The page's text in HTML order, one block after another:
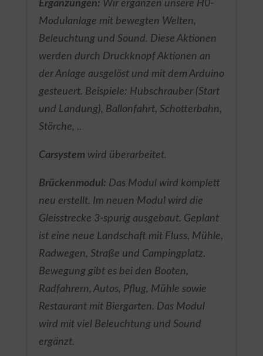
Ergänzungen: Wir ergänzen unsere H0-
Modulanlage mit bewegten Welten,
Beleuchtung und Sound. Diese Aktionen
werden durch Druckknopf Aktionen an
der Anlage ausgelöst und mit dem Arduino
gesteuert. Beispiele: Hubschrauber (Start
und Landung), Ballonfahrt, Schotterbahn,
Störche, ..
Carsystem wird überarbeitet.
Brückenmodul: Das Modul wird komplett
neu erstellt. Im neuen Modul wird die
Gleisstrecke 3-spurig ausgebaut. Geplant
ist eine neue Landschaft mit Fluss, Mühle,
Radwegen, Straße und Campingplatz.
Bewegung gibt es bei den Booten,
Radfahrern, Autos, Pflug, Mühle sowie
Restaurant mit Biergarten. Das Modul
wird mit viel Beleuchtung und Sound
ergänzt.